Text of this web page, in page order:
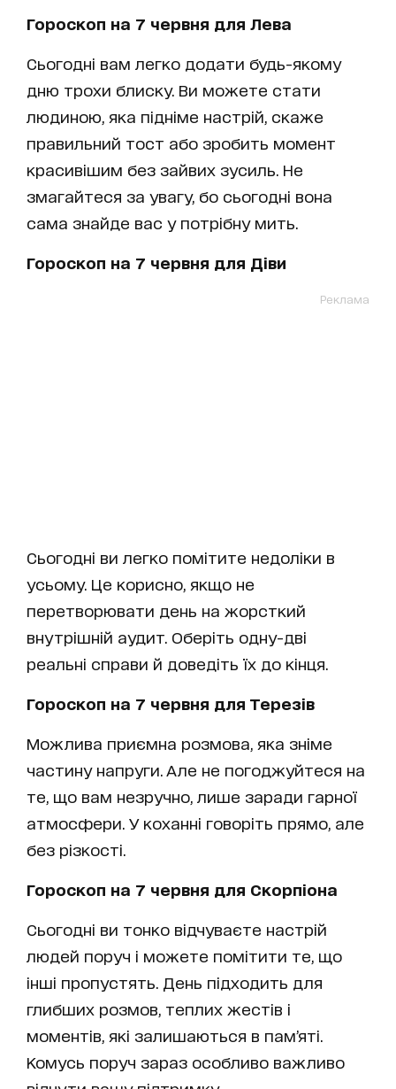
Гороскоп на 7 червня для Лева
Сьогодні вам легко додати будь-якому
дню трохи блиску. Ви можете стати
людиною, яка підніме настрій, скаже
правильний тост або зробить момент
красивішим без зайвих зусиль. Не
змагайтеся за увагу, бо сьогодні вона
сама знайде вас у потрібну мить.
Гороскоп на 7 червня для Діви
Реклама
Сьогодні ви легко помітите недоліки в
усьому. Це корисно, якщо не
перетворювати день на жорсткий
внутрішній аудит. Оберіть одну-дві
реальні справи й доведіть їх до кінця.
Гороскоп на 7 червня для Терезів
Можлива приємна розмова, яка зніме
частину напруги. Але не погоджуйтеся на
те, що вам незручно, лише заради гарної
атмосфери. У коханні говоріть прямо, але
без різкості.
Гороскоп на 7 червня для Скорпіона
Сьогодні ви тонко відчуваєте настрій
людей поруч і можете помітити те, що
інші пропустять. День підходить для
глибших розмов, теплих жестів і
моментів, які залишаються в пам’яті.
Комусь поруч зараз особливо важливо